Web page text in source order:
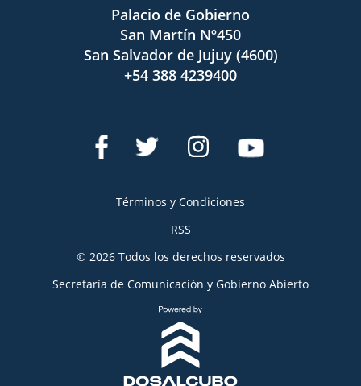
Palacio de Gobierno
San Martín Nº450
San Salvador de Jujuy (4600)
+54 388 4239400
Términos y Condiciones
RSS
© 2026 Todos los derechos reservados
Secretaría de Comunicación y Gobierno Abierto